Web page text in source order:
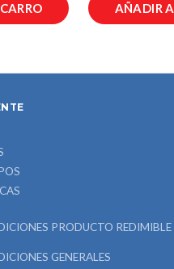
AÑADIR
PRODUCTO REDIMIBLE
GENERALES